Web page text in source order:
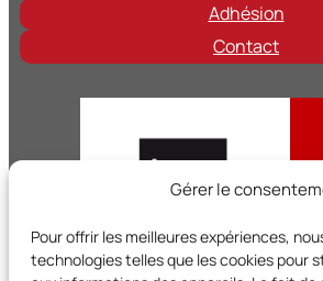
Gérer le
Pour offrir les meilleures expériences,
technologies telles que les cookies pour
Adhésion
Contact